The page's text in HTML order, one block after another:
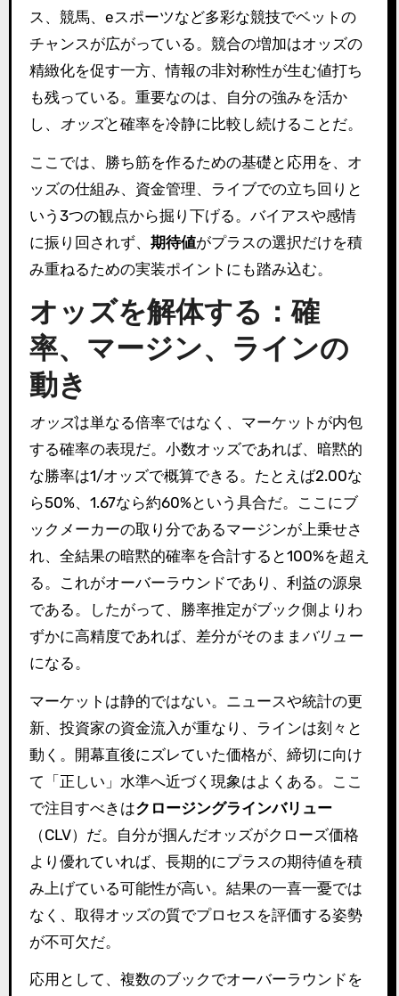
ス、競馬、eスポーツなど多彩な競技でベットの
チャンスが広がっている。競合の増加はオッズの
精緻化を促す一方、情報の非対称性が生む値打ち
も残っている。重要なのは、自分の強みを活か
し、 オッズと確率を冷静に比較し続けることだ。
ここでは、勝ち筋を作るための基礎と応用を、オ
ッズの仕組み、資金管理、ライブでの立ち回りと
いう3つの観点から掘り下げる。バイアスや感情
に振り回されず、 期待値がプラスの選択だけを積
み重ねるための実装ポイントにも踏み込む。
オッズを解体する：確
率、マージン、ラインの
動き
オッズは単なる倍率ではなく、マーケットが内包
する確率の表現だ。小数オッズであれば、暗黙的
な勝率は1/オッズで概算できる。たとえば2.00な
ら50%、1.67なら約60%という具合だ。ここにブ
ックメーカーの取り分であるマージンが上乗せさ
れ、全結果の暗黙的確率を合計すると100%を超え
る。これがオーバーラウンドであり、利益の源泉
である。したがって、勝率推定がブック側よりわ
ずかに高精度であれば、差分がそのまま バリュー
になる。
マーケットは静的ではない。ニュースや統計の更
新、投資家の資金流入が重なり、ラインは刻々と
動く。開幕直後にズレていた価格が、締切に向け
て「正しい」水準へ近づく現象はよくある。ここ
で注目すべきはクロージングラインバリュー
（CLV）だ。自分が掴んだオッズがクローズ価格
より優れていれば、長期的にプラスの期待値を積
み上げている可能性が高い。結果の一喜一憂では
なく、取得オッズの質でプロセスを評価する姿勢
が不可欠だ。
応用として、複数のブックでオーバーラウンドを